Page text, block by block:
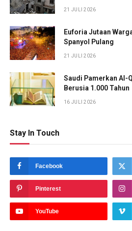
21 JULI 2026
Euforia Jutaan
Spanyol Pulang
21 JULI 2026
Saudi Pamerkan Al-
Berusia 1.000 Tahun
16 JULI 2026
Stay In Touch
Facebook
Pinterest
YouTube